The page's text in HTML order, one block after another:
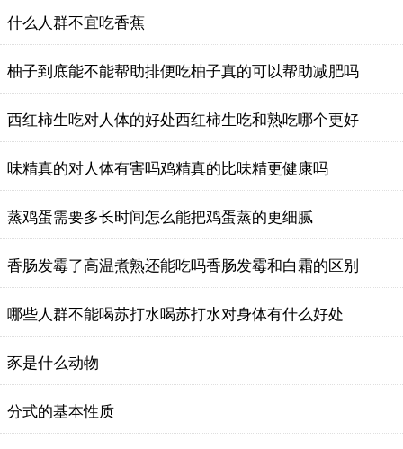
​什么人群不宜吃香蕉
​柚子到底能不能帮助排便吃柚子真的可以帮助减肥吗
​西红柿生吃对人体的好处西红柿生吃和熟吃哪个更好
​味精真的对人体有害吗鸡精真的比味精更健康吗
蒸鸡蛋需要多长时间怎么能把鸡蛋蒸的更细腻
香肠发霉了高温煮熟还能吃吗香肠发霉和白霜的区别
哪些人群不能喝苏打水喝苏打水对身体有什么好处
豕是什么动物
分式的基本性质